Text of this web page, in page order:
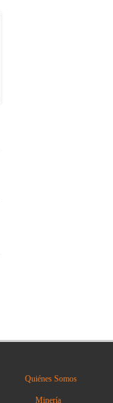
Quiénes Somos
Minería